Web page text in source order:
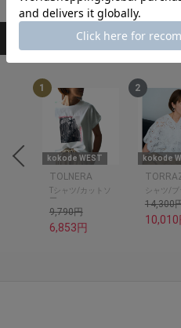
RANKING ランキング
1
kokode WEST
TOLNERA
Tシャツ/カットソ
ー
9,790円
6,853円
2
kokode
シャツ/ブ
14,300
10,010